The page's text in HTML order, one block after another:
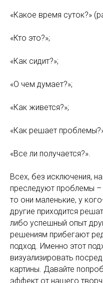
«Какое время суток?»
«Кто это?»;
«Как сидит?»;
«О чем думает?»;
«Как живется?»;
«Как решает
«Все ли получается?».
Всех, без исключения,
преследуют проблемы
то они маленькие, у
другие приходится
либо успешный опыт
решениям прибегают
подход. Именно этот
визуализировать
картины. Давайте
эффект от нашего